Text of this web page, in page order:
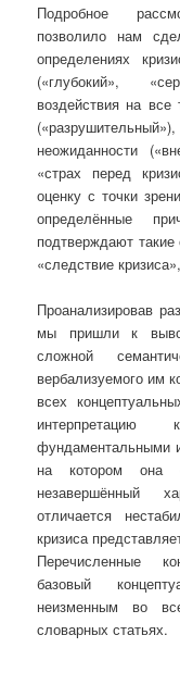
Подробное
позволило нам
определениях
(«глубокий»,
воздействия на
неожиданности
«страх перед
оценку с точки
определённые
подтверждают такие
«следствие
Проанализировав
мы пришли к
сложной
вербализуемого им
всех
интерпретацию
фундаментальными
на котором она
незавершённый
отличается
кризиса
Перечисленные
базовый
неизменным во
словарных статьях.